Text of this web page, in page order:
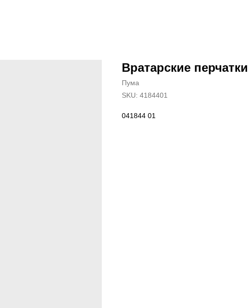
Вратарские
Пума
SKU: 4184401
041844 01